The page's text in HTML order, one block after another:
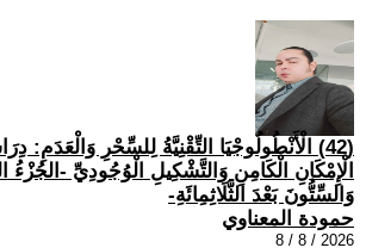
(42) الْأَنْطُولُوجْيَا التِّقْنِيَّةُ لِلسِّحْرِ وَالْعَدَمِ:
الْإِمْكَانِ الْكَامِنِ وَالتَّشْكِيلِ الْوُجُودِيِّ -
وَالسِّتُّونَ بَعْدَ الثَّلَاثِمِائَةِ-
حمودة المعناوي
2026 / 8 / 8